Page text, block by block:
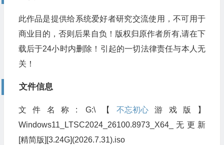
此作品是提供给系统爱好者研究交流使用，不可用于
商业目的，否则后果自负！版权归原作者所有,请在下
载后于24小时内删除！引起的一切法律责任与本人无
关！
文件信息
文件名称: G:\【 不忘初心游戏版】
Windows11_LTSC2024_26100.8973_X64_无更新
[精简版][3.24G](2026.7.31).iso